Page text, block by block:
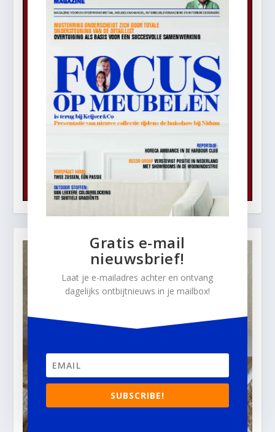
Gratis e-mail
nieuwsbrief!
Laat je e-mailadres achter en ontvang
dagelijks ontbijtnieuws in je mailbox!
SUBSCRIBE!